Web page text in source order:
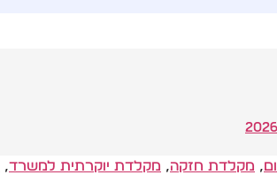
, מקלדת חזקה, מקלדת יוקרתית למשרד,